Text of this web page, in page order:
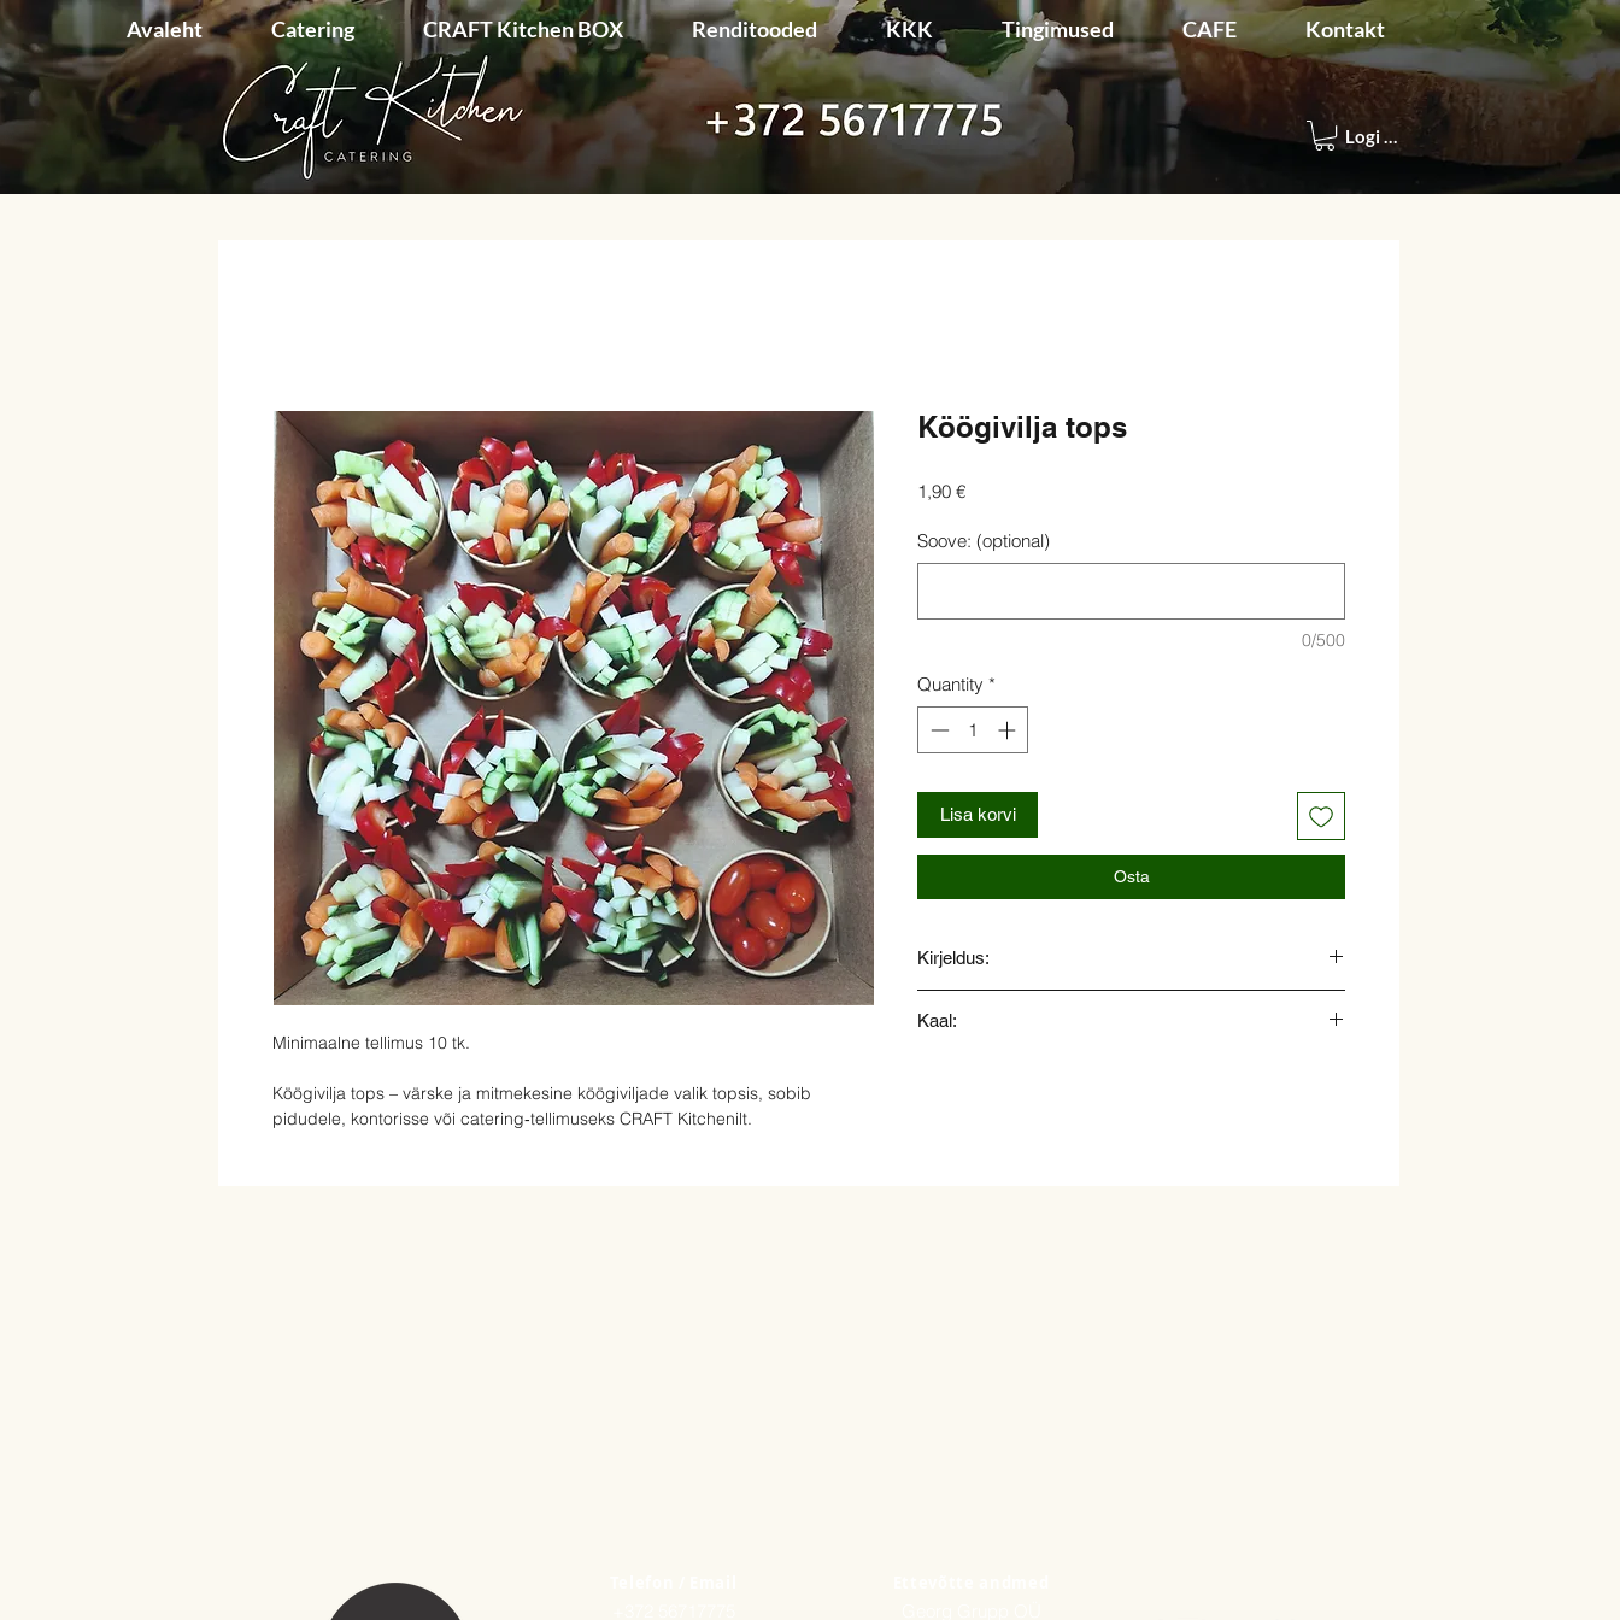
Avaleht Catering CRAFT Kitchen BOX Renditooded KKK Tingimused CAFE Kontakt
Logi sisse
Minimaalne tellimus 10 tk.
Köögivilja tops – värske ja mitmekesine köögiviljade valik topsis, sobib
pidudele, kontorisse või catering‑tellimuseks CRAFT Kitchenilt.
Köögivilja tops
1,90 €Price
Soove: (optional)
0/500
Quantity *
Lisa korvi
Osta
Kirjeldus:
Kaal: